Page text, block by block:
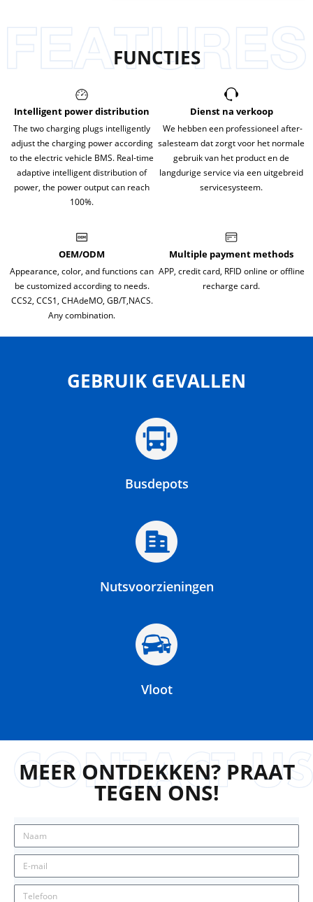
FUNCTIES
Intelligent power distribution
The two charging plugs intelligently
adjust the charging power according
to the electric vehicle BMS. Real-time
adaptive intelligent distribution of
power, the power output can reach
100%.
Dienst na verkoop
We hebben een professioneel after-
salesteam dat zorgt voor het normale
gebruik van het product en de
langdurige service via een uitgebreid
servicesysteem.
OEM/ODM
Appearance, color, and functions can
be customized according to needs.
CCS2, CCS1, CHAdeMO, GB/T,NACS.
Any combination.
Multiple payment methods
APP, credit card, RFID online or offline
recharge card.
GEBRUIK GEVALLEN
Busdepots
Nutsvoorzieningen
Vloot
MEER ONTDEKKEN? PRAAT
TEGEN ONS!